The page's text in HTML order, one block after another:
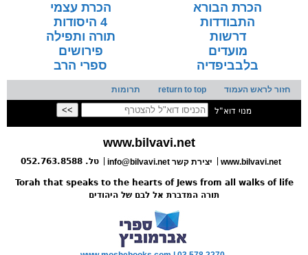
הכרת הבורא
הכרת עצמי
התבודדות
4 היסודות
דרשות
תורה ותפילה
מועדים
פירושים
בלבביפדיה
ספרי הרב
חזור לראש העמוד return to top תרומות
מנוי דוא"ל
www.bilvavi.net
www.bilvavi.net
info@bilvavi.net יצירת קשר טל. 052.763.8588
Torah that speaks to the hearts of Jews from all walks of life
תורה המדברת אל לבם של היהודים